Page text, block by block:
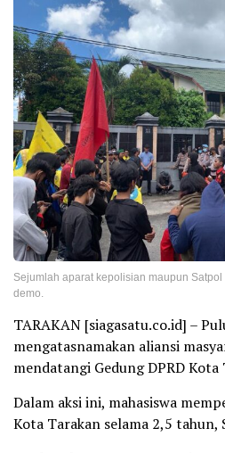
Sejumlah aparat kepolisian maupun
demo.
TARAKAN [siagasatu.co.id] –
mengatasnamakan aliansi
mendatangi Gedung DPRD Kota
Dalam aksi ini, mahasiswa
Kota Tarakan selama 2,5 tahun,